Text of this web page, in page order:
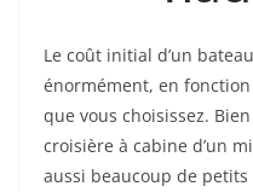
Le coût initial d’un
énormément, en
que vous choisissez.
croisière à cabine d’un
aussi beaucoup de